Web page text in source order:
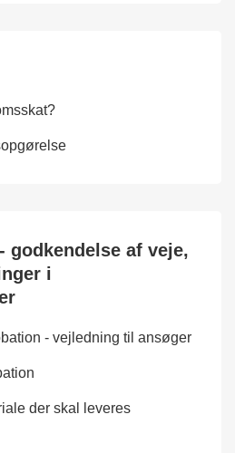
godkendelse af veje,
i
- vejledning til ansøger
der skal leveres